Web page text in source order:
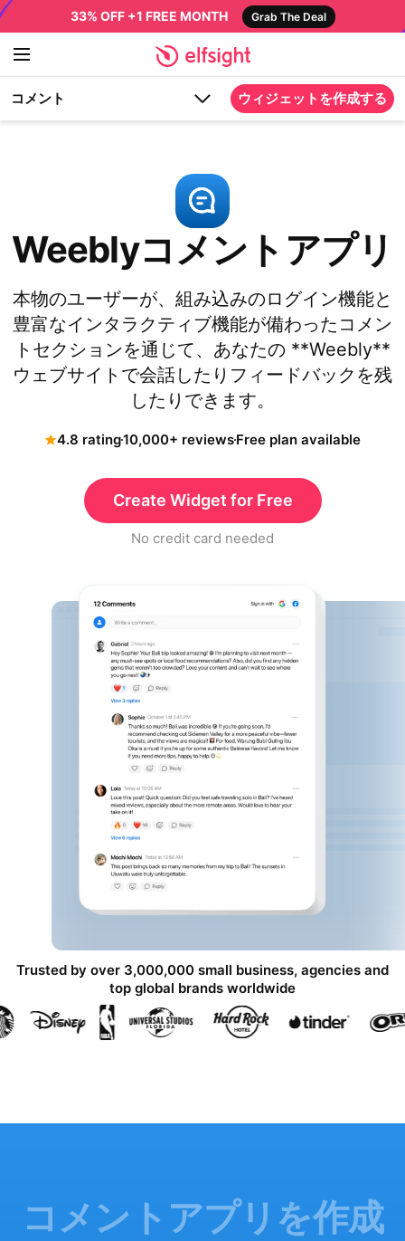
33% OFF +1 FREE MONTH Grab The Deal
コメント ウィジェットを作成する
Weeblyコメントアプリ
本物のユーザーが、組み込みのログイン機能と
豊富なインタラクティブ機能が備わったコメン
トセクションを通じて、あなたの **Weebly**
ウェブサイトで会話したりフィードバックを残
したりできます。
4.8 rating10,000+ reviewsFree plan available
Create Widget for Free
No credit card needed
Trusted by over 3,000,000 small business, agencies and
top global brands worldwide
コメントアプリを作成